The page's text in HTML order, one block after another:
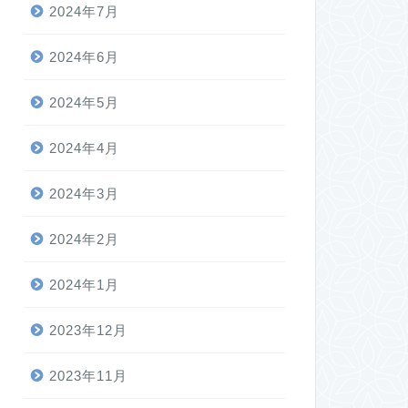
2024年7月
2024年6月
2024年5月
2024年4月
2024年3月
2024年2月
2024年1月
2023年12月
2023年11月